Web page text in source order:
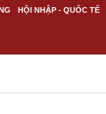
HỘI NHẬP - QUỐC TẾ